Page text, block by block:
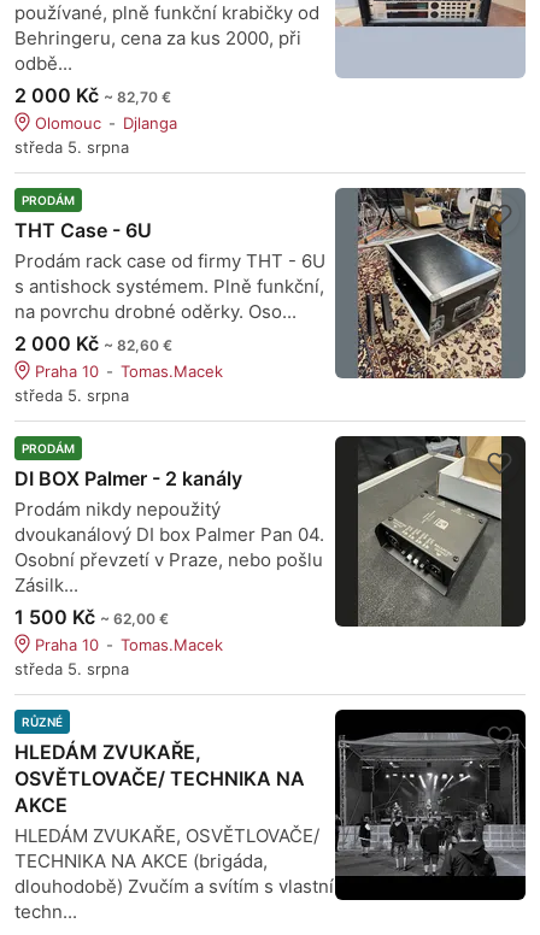
používané, plně funkční krabičky od
Behringeru, cena za kus 2000, při
odbě...
2 000 Kč ~ 82,70 €
Olomouc
Djlanga
středa 5. srpna
PRODÁM
THT Case - 6U
Prodám rack case od firmy THT - 6U
s antishock systémem. Plně funkční,
na povrchu drobné oděrky. Oso...
2 000 Kč ~ 82,60 €
Praha 10
Tomas.Macek
středa 5. srpna
PRODÁM
DI BOX Palmer - 2 kanály
Prodám nikdy nepoužitý
dvoukanálový DI box Palmer Pan 04.
Osobní převzetí v Praze, nebo pošlu
Zásilk...
1 500 Kč ~ 62,00 €
Praha 10
Tomas.Macek
středa 5. srpna
RŮZNÉ
HLEDÁM ZVUKAŘE,
OSVĚTLOVAČE/ TECHNIKA NA
AKCE
HLEDÁM ZVUKAŘE, OSVĚTLOVAČE/
TECHNIKA NA AKCE (brigáda,
dlouhodobě) Zvučím a svítím s vlastní
techn...